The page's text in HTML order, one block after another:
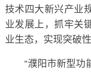
技术四大新兴产业
业发展上，抓牢关
业生态，实现突破性
“濮阳市新型功